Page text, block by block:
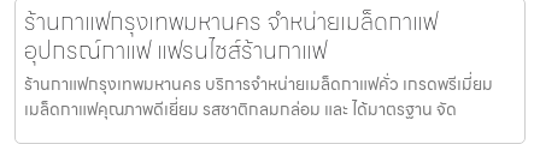
ร้านกาแฟกรุงเทพมหานคร จำหน่ายเมล็ดกาแฟ
อุปกรณ์กาแฟ แฟรนไชส์ร้านกาแฟ
ร้านกาแฟกรุงเทพมหานคร บริการจำหน่ายเมล็ดกาแฟคั่ว เกรดพรีเมี่ยม
เมล็ดกาแฟคุณภาพดีเยี่ยม รสชาติกลมกล่อม และ ได้มาตรฐาน จัด